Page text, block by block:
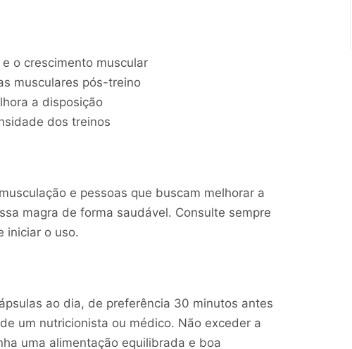
o crescimento muscular
musculares pós-treino
a disposição
dos treinos
e pessoas que buscam melhorar a
magra de forma saudável. Consulte sempre
iniciar o uso.
ao dia, de preferência 30 minutos antes
um nutricionista ou médico. Não exceder a
uma alimentação equilibrada e boa